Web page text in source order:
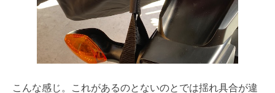
こんな感じ。これがあるのとないのとでは揺れ具合が違